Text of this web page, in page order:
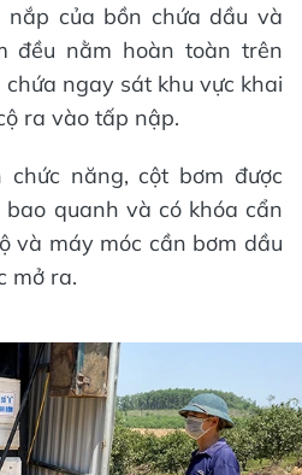
nắp của bồn chứa dầu và
đều nằm hoàn toàn trên
ngay sát khu vực khai
ra vào tấp nập.
năng, cột bơm được
quanh và có khóa cẩn
và máy móc cần bơm dầu
mở ra.